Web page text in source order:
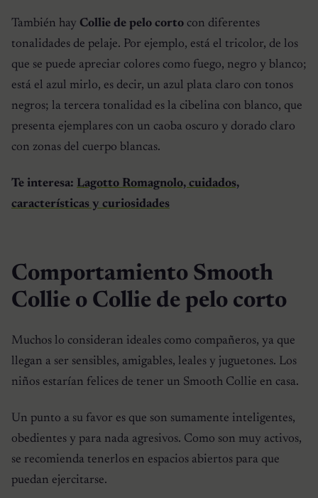
También hay Collie de pelo corto con diferentes
tonalidades de pelaje. Por ejemplo, está el tricolor, de los
que se puede apreciar colores como fuego, negro y blanco;
está el azul mirlo, es decir, un azul plata claro con tonos
negros; la tercera tonalidad es la cibelina con blanco, que
presenta ejemplares con un caoba oscuro y dorado claro
con zonas del cuerpo blancas.
Te interesa: Lagotto Romagnolo, cuidados,
características y curiosidades
Comportamiento Smooth
Collie o Collie de pelo corto
Muchos lo consideran ideales como compañeros, ya que
llegan a ser sensibles, amigables, leales y juguetones. Los
niños estarían felices de tener un Smooth Collie en casa.
Un punto a su favor es que son sumamente inteligentes,
obedientes y para nada agresivos. Como son muy activos,
se recomienda tenerlos en espacios abiertos para que
puedan ejercitarse.